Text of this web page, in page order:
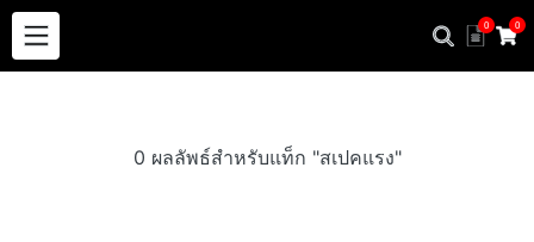
0 0
0 ผลลัพธ์สำหรับแท็ก "สเปคแรง"